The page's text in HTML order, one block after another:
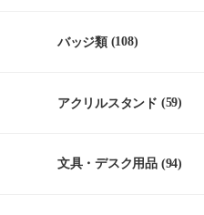
バッジ類(108)
アクリルスタンド (59)
文具・デスク用品 (94)